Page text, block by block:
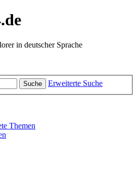
in deutscher Sprache
Suche Erweiterte Suche
Themen